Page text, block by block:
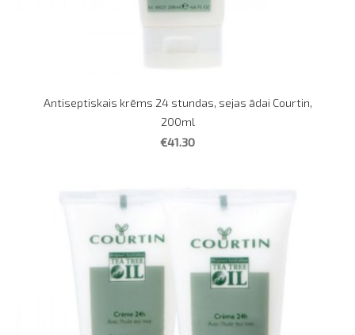
Antiseptiskais krēms 24 stundas, sejas ādai Courtin,
200ml
€41.30